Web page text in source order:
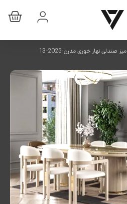
میز صندلی نهار خوری مدرن-2025-13